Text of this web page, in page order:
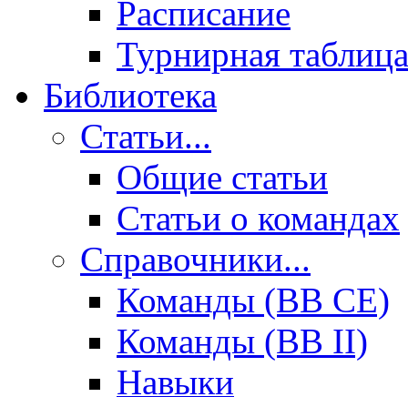
Расписание
Турнирная таблица
Библиотека
Статьи...
Общие статьи
Cтатьи о командах
Справочники...
Команды (BB CE)
Команды (BB II)
Навыки